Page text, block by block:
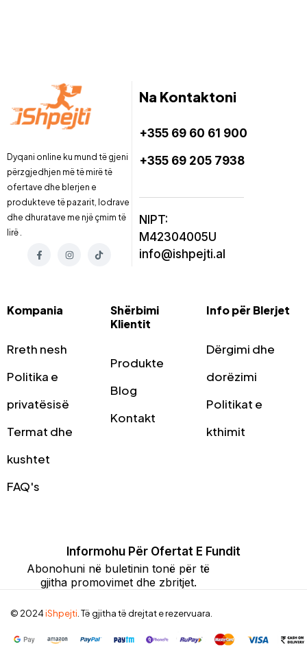
Dyqani online ku mund të gjeni
përzgjedhjen më të mirë të
ofertave dhe blerjen e
produkteve të pazarit, lodrave
dhe dhuratave me një çmim të
lirë .
Na Kontaktoni
+355 69 60 61 900
+355 69 205 7938
NIPT:
M42304005U
info@ishpejti.al
Kompania
Rreth nesh
Politika e
privatësisë
Termat dhe
kushtet
FAQ's
Shërbimi
Klientit
Produkte
Blog
Kontakt
Info për Blerjet
Dërgimi dhe
dorëzimi
Politikat e
kthimit
Informohu Për Ofertat E Fundit
Abonohuni në buletinin tonë për të
gjitha promovimet dhe zbritjet.
© 2024iShpejti. Të gjitha të drejtat e rezervuara.